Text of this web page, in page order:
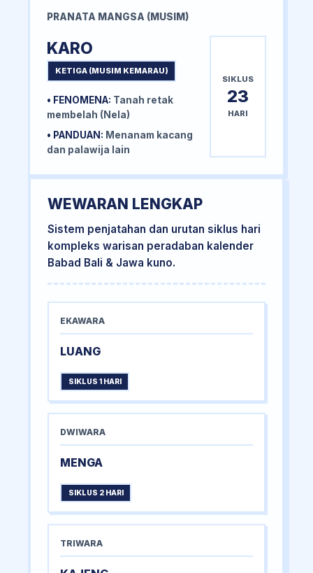
PRANATA MANGSA (MUSIM)
KARO
KETIGA (MUSIM KEMARAU)
• FENOMENA: Tanah retak
membelah (Nela)
• PANDUAN: Menanam kacang
dan palawija lain
SIKLUS
23
HARI
WEWARAN LENGKAP
Sistem penjatahan dan urutan siklus hari
kompleks warisan peradaban kalender
Babad Bali & Jawa kuno.
EKAWARA
LUANG
SIKLUS 1 HARI
DWIWARA
MENGA
SIKLUS 2 HARI
TRIWARA